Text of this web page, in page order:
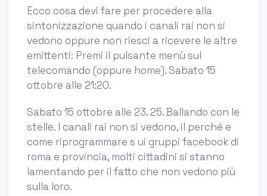
Ecco cosa devi fare per procedere alla
sintonizzazione quando i canali rai non si
vedono oppure non riesci a ricevere le altre
emittenti: Premi il pulsante menù sul
telecomando (oppure home). Sabato 15
ottobre alle 21:20.
Sabato 15 ottobre alle 23. 25. Ballando con le
stelle. I canali rai non si vedono, il perché e
come riprogrammare s ui gruppi facebook di
roma e provincia, molti cittadini si stanno
lamentando per il fatto che non vedono più
sulla loro.